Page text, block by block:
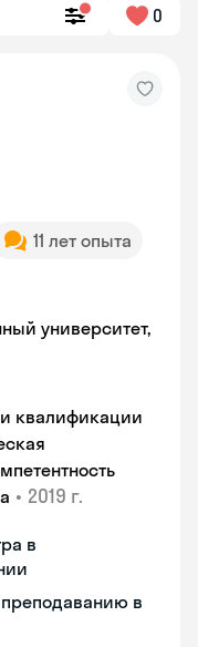
0
11 лет опыта
университет,
квалификации
• 2019 г.
в
в